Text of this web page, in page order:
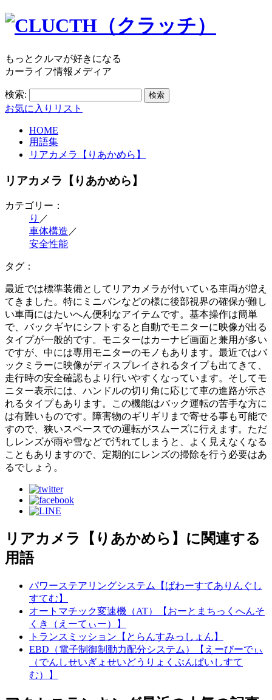
もっとクルマが好きになる
カーライフ情報メディア
検索:
お気に入りリスト
HOME
用語集
リアカメラ【りあかめら】
リアカメラ【りあかめら】
カテゴリー：
り ／
車体構造 ／
安全性能
タグ：
最近では標準装備としてリアカメラが付いている車両が増え
てきました。特にミニバンなどの様に後部視界の確保が難し
い車両にはたいへん便利なアイテムです。基本操作は簡単
で、バックギヤにシフトすると自動でモニターに映像が出る
タイプが一般的です。モニターはカーナビ画面と兼用が多い
ですが、中には専用モニターのモノもあります。最近ではバ
ックミラーに映像がディスプレイされるタイプも出てきて、
走行時の安全確認もより行いやすくなっています。そしてモ
ニター表示には、ハンドルの切り角に応じて車の進路が示さ
れるタイプもあります。この機能はバック運転の苦手な方に
は有難いものです。障害物のギリギリまで寄せる事も可能で
すので、狭いスペースでの運転がスムーズに行えます。ただ
しレンズが雨や雪などで汚れてしまうと、よく見えなくなる
こともありますので、定期的にレンズの掃除を行う必要はあ
るでしょう。
リアカメラ【りあかめら】に関連する
用語
パワーステアリングシステム【ぱわーすてありんぐし
すてむ】
オートマチック変速機（AT）【おーとまちっくへんそ
くき（えーてぃー）】
トランスミッション【とらんすみっしょん】
EBD（電子制御制動力配分システム）【えーびーでぃ
（でんしせいぎょせいどうりょくぶんぱいしすて
む）】